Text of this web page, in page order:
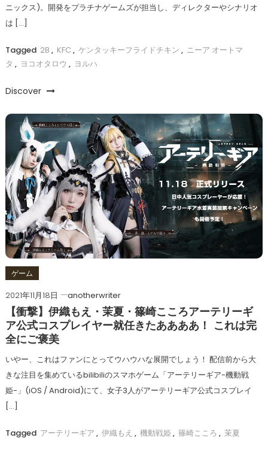
ニックス)。開発をプラチナゲームズが担当し、ディレクターやシナリオ
は […]
Tagged 2B , KFC , ケンタッキーフライドチキン , ニーア オートマ
タ , ヨコオタロウ , ヨルハ
Discover
ゲーム
2021年11月18日
anotherwriter
【衝撃】伊織もえ・茉夏・篠崎こころアーテリーギ
ア公式コスプレイヤー就任きたああああ！ これは完
全にご褒美
いやー、これはファンにとってウハウハな展開でしょう！ 配信前から大
きな注目を集めているbilibiliのスマホゲーム「アーテリーギア-機動戦
姫-」(iOS / Android)にて、女子3人がアーテリーギア公式コスプレイ
[…]
Tagged アーテリーギア , 伊織もえ , 機動戦姫, 篠崎こころ , 茉夏